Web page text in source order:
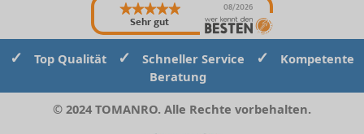
Sehr gut
08/2026
✓ Top Qualität ✓ Schneller Service ✓
Kompetente
Beratung
© 2024 TOMANRO. Alle Rechte vorbehalten.